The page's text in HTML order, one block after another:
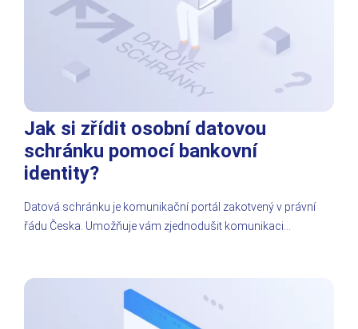
Jak si zřídit osobní datovou
schránku pomocí bankovní
identity?
Datová schránku je komunikační portál zakotvený v právní
řádu Česka. Umožňuje vám zjednodušit komunikaci…